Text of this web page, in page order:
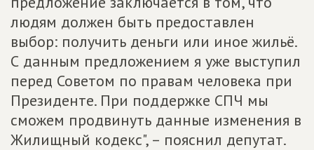
людям должен быть предоставлен
выбор: получить деньги или иное жильё.
С данным предложением я уже выступил
перед Советом по правам человека при
Президенте. При поддержке СПЧ мы
сможем продвинуть данные изменения в
Жилищный кодекс", – пояснил депутат.